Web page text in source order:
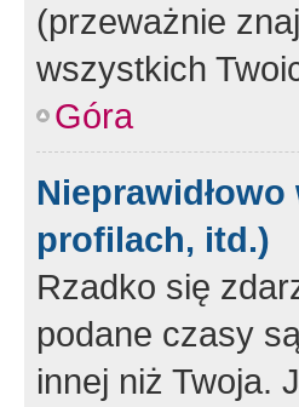
(przeważnie
wszystkich
Góra
profilach, itd.)
Rzadko się
podane czasy
innej niż Twoja.